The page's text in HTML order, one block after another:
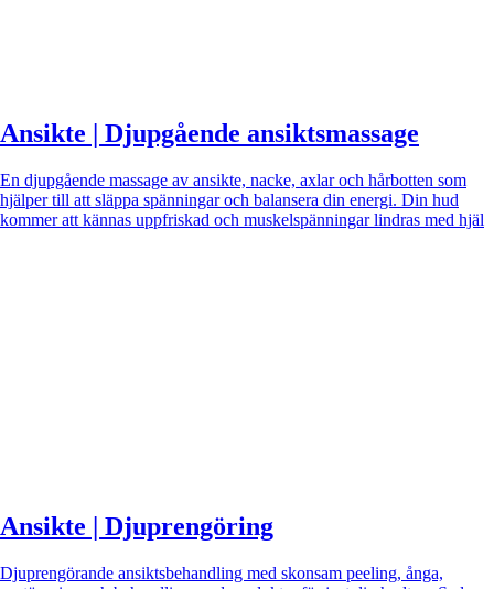
Ansikte | Djupgående ansiktsmassage
En djupgående massage av ansikte, nacke, axlar och hårbotten som
hjälper till att släppa spänningar och balansera din energi. Din hud
kommer att kännas uppfriskad och muskelspänningar lindras med hjäl
Ansikte | Djuprengöring
Djuprengörande ansiktsbehandling med skonsam peeling, ånga,